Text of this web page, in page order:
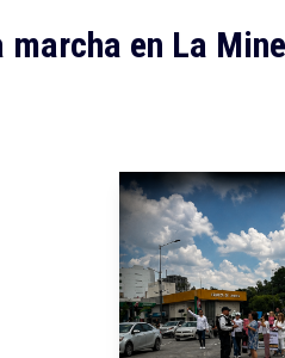
marcha en La